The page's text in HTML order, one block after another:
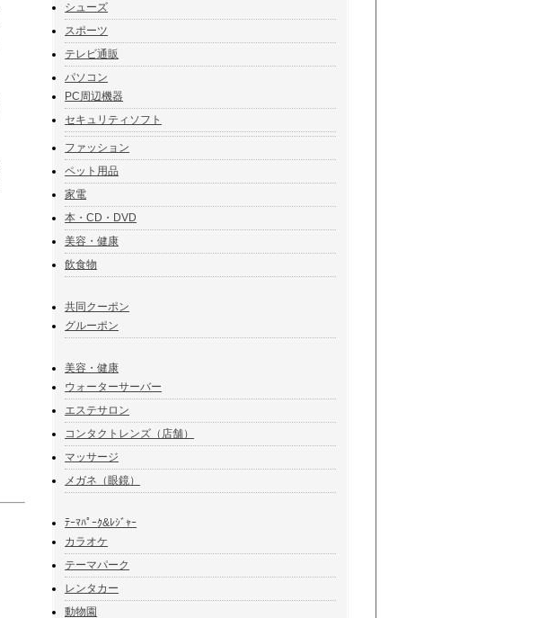
シューズ
スポーツ
テレビ通販
パソコン
PC周辺機器
セキュリティソフト
ファッション
ペット用品
家電
本・CD・DVD
美容・健康
飲食物
共同クーポン
グルーポン
美容・健康
ウォーターサーバー
エステサロン
コンタクトレンズ（店舗）
マッサージ
メガネ（眼鏡）
ﾃｰﾏﾊﾟｰｸ&ﾚｼﾞｬｰ
カラオケ
テーマパーク
レンタカー
動物園